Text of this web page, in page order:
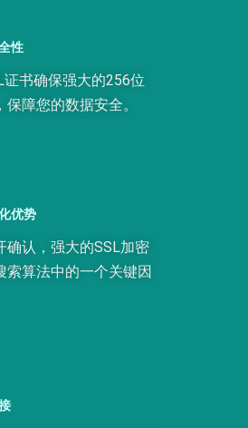
性
证书确保强大的256位
保障您的数据安全。
优势
确认，强大的SSL加密
索算法中的一个关键因